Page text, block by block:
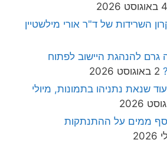
4 באוגוסט 2026
השרידות של ד"ר אורי מילשטיין
גרם להנהגת היישוב לפתוח
2 באוגוסט 2026
שנאת נתניהו בתמונות, מיולי
ממים על ההתנתקות